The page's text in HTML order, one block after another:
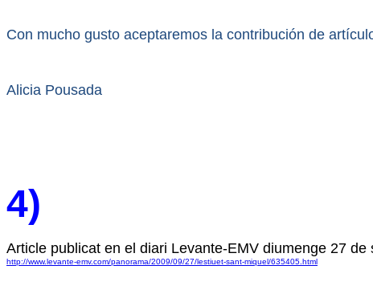
Con mucho gusto aceptaremos la contribución de
Alicia Pousada
4)
Article publicat en el diari Levante-EMV diumenge 27 de
http://www.levante-emv.com/panorama/2009/09/27/lestiuet-sant-miquel/635405.html